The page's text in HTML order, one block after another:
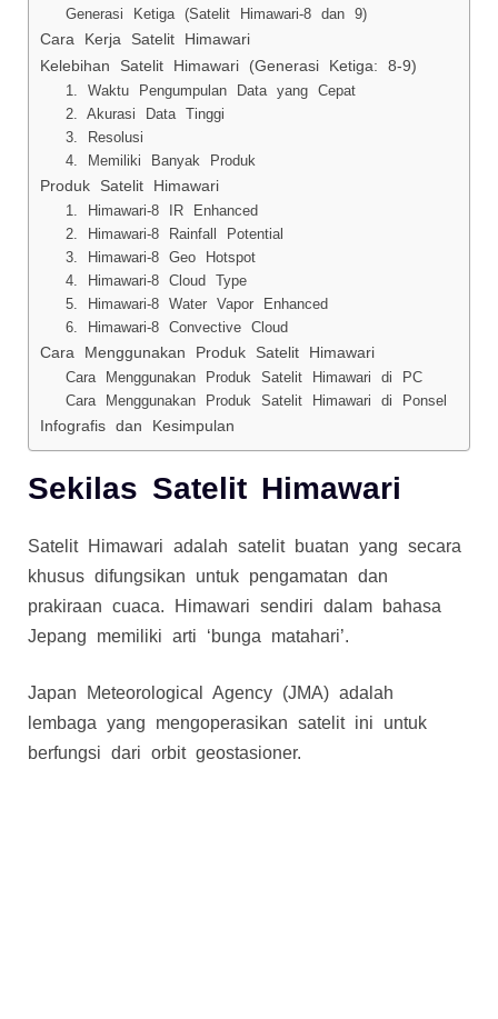
Generasi Ketiga (Satelit Himawari-8 dan 9)
Cara Kerja Satelit Himawari
Kelebihan Satelit Himawari (Generasi Ketiga: 8-9)
1. Waktu Pengumpulan Data yang Cepat
2. Akurasi Data Tinggi
3. Resolusi
4. Memiliki Banyak Produk
Produk Satelit Himawari
1. Himawari-8 IR Enhanced
2. Himawari-8 Rainfall Potential
3. Himawari-8 Geo Hotspot
4. Himawari-8 Cloud Type
5. Himawari-8 Water Vapor Enhanced
6. Himawari-8 Convective Cloud
Cara Menggunakan Produk Satelit Himawari
Cara Menggunakan Produk Satelit Himawari di PC
Cara Menggunakan Produk Satelit Himawari di Ponsel
Infografis dan Kesimpulan
Sekilas Satelit Himawari
Satelit Himawari adalah satelit buatan yang secara
khusus difungsikan untuk pengamatan dan
prakiraan cuaca. Himawari sendiri dalam bahasa
Jepang memiliki arti ‘bunga matahari’.
Japan Meteorological Agency (JMA) adalah
lembaga yang mengoperasikan satelit ini untuk
berfungsi dari orbit geostasioner.